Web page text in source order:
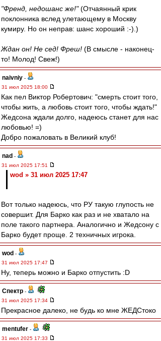
"Френд, недошанс же!"(Отчаянный крик
поклонника вслед улетающему в Москву
кумиру. Но он неправ: шанс хороший :-).)
Ждан он! Не сед! Фреш! (В смысле - наконец-
то! Молод! Свеж!)
naivniy -
31 июл 2025 18:00
Как пел Виктор Робертович: "смерть стоит того,
чтобы жить, а любовь стоит того, чтобы ждать!"
Жедсона ждали долго, надеюсь станет для нас
любовью! =)
Добро пожаловать в Великий клуб!
nad -
31 июл 2025 17:51
wod » 31 июл 2025 17:47
Вот только надеюсь, что РУ такую глупость не
совершит. Для Барко как раз и не хватало на
поле такого партнера. Аналогично и Жедсону с
Барко будет проще. 2 техничных игрока.
wod -
31 июл 2025 17:47
Ну, теперь можно и Барко отпустить :D
Спектр -
31 июл 2025 17:34
Прекрасное далеко, не будь ко мне ЖЕДСтоко
mentufer -
31 июл 2025 17:33